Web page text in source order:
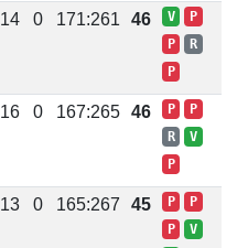
14 0 171:261 46 V
P
P
R
P
16 0 167:265 46 P
P
R
V
P
13 0 165:267 45 P
P
P
V